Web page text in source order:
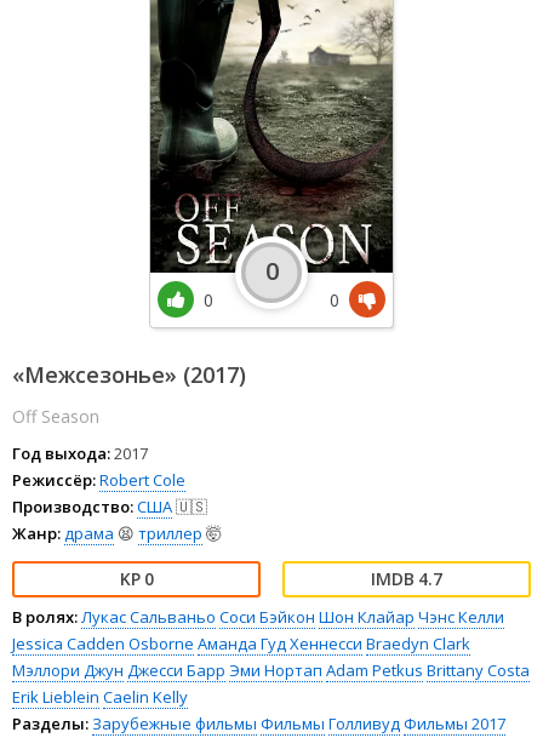
«Межсезонье» (2017)
Off Season
Год выхода:2017
Режиссёр:Robert Cole
Производство:США🇺🇸
Жанр:драма 😫 триллер 🤯
0 4.7
В ролях:Лукас Сальваньо Соси Бэйкон Шон Клайар Чэнс Келли
Jessica Cadden Osborne Аманда Гуд Хеннесси Braedyn Clark
Мэллори Джун Джесси Барр Эми Нортап Adam Petkus Brittany Costa
Erik Lieblein Caelin Kelly
Разделы: Зарубежные фильмы Фильмы ГолливудФильмы 2017
0
0
0